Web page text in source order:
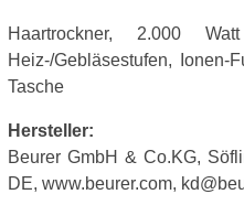
Haartrockner, 2.000
Heiz-/Gebläsestufen, Ionen-
Tasche
Hersteller:
Beurer GmbH & Co.KG,
DE, www.beurer.com,